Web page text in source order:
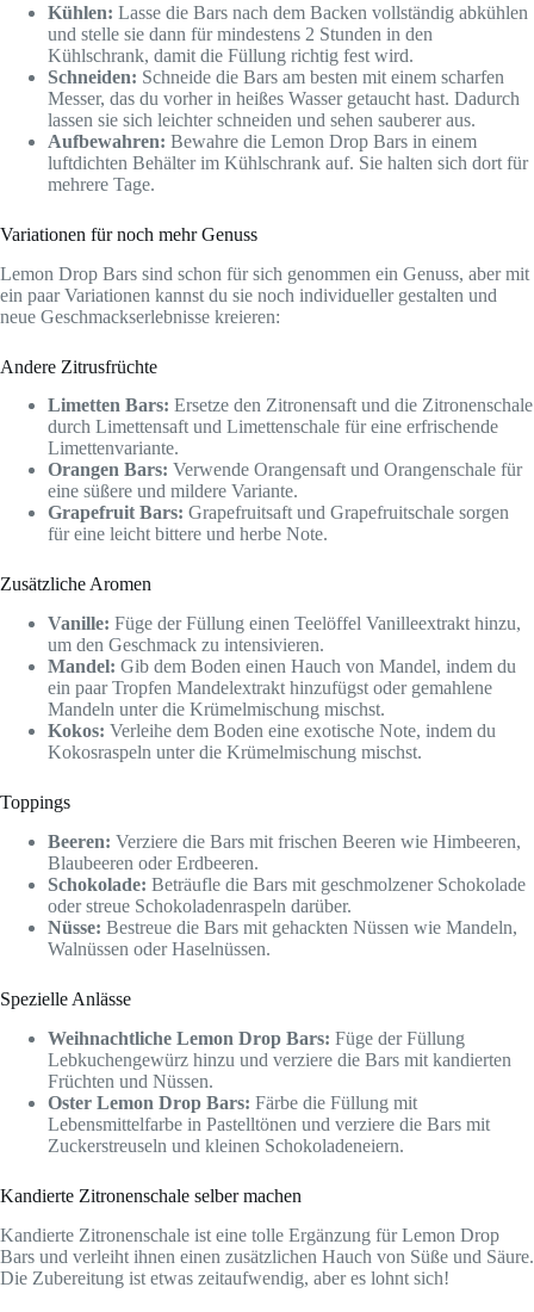
Kühlen: Lasse die Bars nach dem Backen vollständig abkühlen
und stelle sie dann für mindestens 2 Stunden in den
Kühlschrank, damit die Füllung richtig fest wird.
Schneiden: Schneide die Bars am besten mit einem scharfen
Messer, das du vorher in heißes Wasser getaucht hast. Dadurch
lassen sie sich leichter schneiden und sehen sauberer aus.
Aufbewahren: Bewahre die Lemon Drop Bars in einem
luftdichten Behälter im Kühlschrank auf. Sie halten sich dort für
mehrere Tage.
Variationen für noch mehr Genuss
Lemon Drop Bars sind schon für sich genommen ein Genuss, aber mit
ein paar Variationen kannst du sie noch individueller gestalten und
neue Geschmackserlebnisse kreieren:
Andere Zitrusfrüchte
Limetten Bars: Ersetze den Zitronensaft und die Zitronenschale
durch Limettensaft und Limettenschale für eine erfrischende
Limettenvariante.
Orangen Bars: Verwende Orangensaft und Orangenschale für
eine süßere und mildere Variante.
Grapefruit Bars: Grapefruitsaft und Grapefruitschale sorgen
für eine leicht bittere und herbe Note.
Zusätzliche Aromen
Vanille: Füge der Füllung einen Teelöffel Vanilleextrakt hinzu,
um den Geschmack zu intensivieren.
Mandel: Gib dem Boden einen Hauch von Mandel, indem du
ein paar Tropfen Mandelextrakt hinzufügst oder gemahlene
Mandeln unter die Krümelmischung mischst.
Kokos: Verleihe dem Boden eine exotische Note, indem du
Kokosraspeln unter die Krümelmischung mischst.
Toppings
Beeren: Verziere die Bars mit frischen Beeren wie Himbeeren,
Blaubeeren oder Erdbeeren.
Schokolade: Beträufle die Bars mit geschmolzener Schokolade
oder streue Schokoladenraspeln darüber.
Nüsse: Bestreue die Bars mit gehackten Nüssen wie Mandeln,
Walnüssen oder Haselnüssen.
Spezielle Anlässe
Weihnachtliche Lemon Drop Bars: Füge der Füllung
Lebkuchengewürz hinzu und verziere die Bars mit kandierten
Früchten und Nüssen.
Oster Lemon Drop Bars: Färbe die Füllung mit
Lebensmittelfarbe in Pastelltönen und verziere die Bars mit
Zuckerstreuseln und kleinen Schokoladeneiern.
Kandierte Zitronenschale selber machen
Kandierte Zitronenschale ist eine tolle Ergänzung für Lemon Drop
Bars und verleiht ihnen einen zusätzlichen Hauch von Süße und Säure.
Die Zubereitung ist etwas zeitaufwendig, aber es lohnt sich!